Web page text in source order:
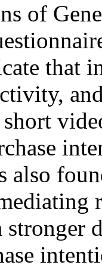
of
that
also
stronger